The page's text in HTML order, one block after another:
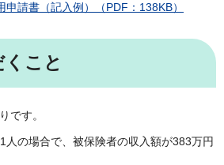
申請書（記入例）（PDF：138KB）
こと
です。
人の場合で、被保険者の収入額が383万円